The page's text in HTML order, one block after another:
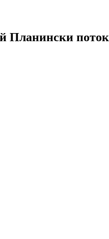
Планински поток